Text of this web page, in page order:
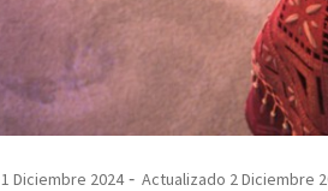
1 Diciembre 2024 Actualizado 2 Diciembre